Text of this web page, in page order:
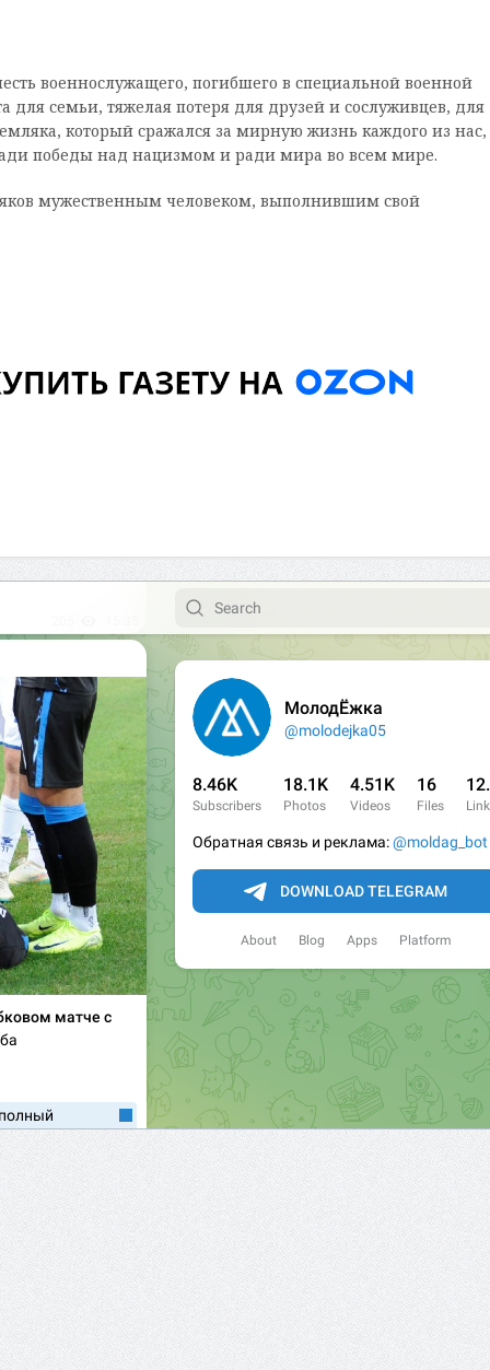
военнослужащего, погибшего в специальной военной
для семьи, тяжелая потеря для друзей и сослуживцев, для
который сражался за мирную жизнь каждого из нас,
победы над нацизмом и ради мира во всем мире.
мужественным человеком, выполнившим свой